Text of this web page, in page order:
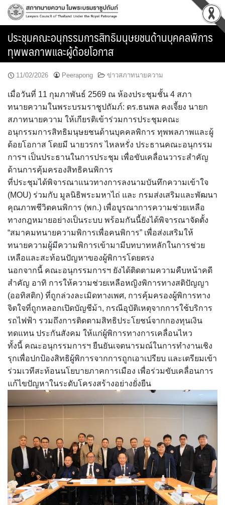
Skip
ประชุมคณะอนุกรรมการสิทธิมนุษยชนด้านบุคคลพิการ
ทุพพลภาพและผู้ด้อยโอกาส
11/02/2026 Peerapong ข่าวสภาทนายความ
เมื่อวันที่ 11 กุมภาพันธ์ 2569 ณ ห้องประชุมชั้น 4 สภา
ทนายความในพระบรมราชูปถัมภ์: ดร.ธนพล คงเจี้ยง นายก
สภาทนายความ ให้เกียรติเข้าร่วมการประชุมคณะ
อนุกรรมการสิทธิมนุษยชนด้านบุคคลพิการ ทุพพลภาพและผู้
ด้อยโอกาส โดยมี นายวรกร ไหลหรั่ง ประธานคณะอนุกรรม
การฯ เป็นประธานในการประชุม เพื่อขับเคลื่อนวาระสำคัญ
ด้านการคุ้มครองสิทธิคนพิการ
ที่ประชุมได้พิจารณาแนวทางการลงนามบันทึกความเข้าใจ
(MOU) ร่วมกับ มูลนิธิพระมหาไถ่ และ กรมส่งเสริมและพัฒนา
คุณภาพชีวิตคนพิการ (พก.) เพื่อบูรณาการความช่วยเหลือ
ทางกฎหมายอย่างเป็นระบบ พร้อมกันนี้ยังได้พิจารณาจัดตั้ง
“สมาคมทนายความพิการเพื่อคนพิการ” เพื่อส่งเสริมให้
ทนายความผู้มีความพิการเข้ามามีบทบาทหลักในการช่วย
เหลือและสะท้อนปัญหาของผู้พิการโดยตรง
นอกจากนี้ คณะอนุกรรมการฯ ยังได้ติดตามความคืบหน้าคดี
สำคัญ อาทิ การให้ความช่วยเหลือหญิงพิการทางสติปัญญา
(ออทิสติก) ที่ถูกล่วงละเมิดทางเพศ, การคุ้มครองผู้พิการทาง
จิตใจที่ถูกหลอกเปิดบัญชีม้า, กรณีอุบัติเหตุจากการใช้บริการ
รถไฟฟ้า รวมถึงการติดตามสิทธิประโยชน์จากกองทุนเงิน
ทดแทน ประกันสังคม ให้แก่ผู้พิการทางการเคลื่อนไหว
ทั้งนี้ คณะอนุกรรมการฯ ยืนยันเจตนารมณ์ในการทำงานเชิง
รุกเพื่อปกป้องสิทธิผู้พิการจากการถูกเอาเปรียบ และเตรียมเข้า
ร่วมเวทีสะท้อนนโยบายภาคการเมือง เพื่อร่วมขับเคลื่อนการ
แก้ไขปัญหาในระดับโครงสร้างอย่างยั่งยืน